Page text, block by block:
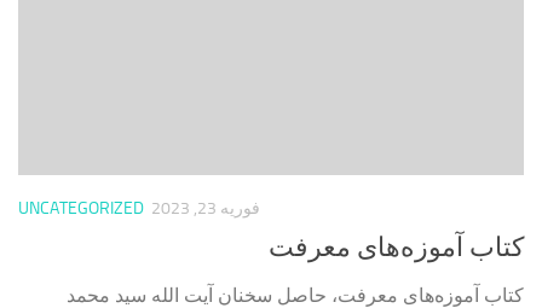
UNCATEGORIZED فوریه 23, 2023
کتاب آموزه‌های معرفت
کتاب آموزه‌های معرفت، حاصل سخنان آیت الله سید محمد